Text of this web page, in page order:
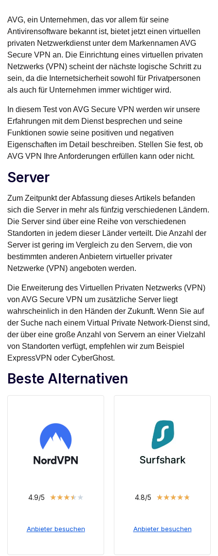
AVG, ein Unternehmen, das vor allem für seine
Antivirensoftware bekannt ist, bietet jetzt einen virtuellen
privaten Netzwerkdienst unter dem Markennamen AVG
Secure VPN an. Die Einrichtung eines virtuellen privaten
Netzwerks (VPN) scheint der nächste logische Schritt zu
sein, da die Internetsicherheit sowohl für Privatpersonen
als auch für Unternehmen immer wichtiger wird.
In diesem Test von AVG Secure VPN werden wir unsere
Erfahrungen mit dem Dienst besprechen und seine
Funktionen sowie seine positiven und negativen
Eigenschaften im Detail beschreiben. Stellen Sie fest, ob
AVG VPN Ihre Anforderungen erfüllen kann oder nicht.
Server
Zum Zeitpunkt der Abfassung dieses Artikels befanden
sich die Server in mehr als fünfzig verschiedenen Ländern.
Die Server sind über eine Reihe von verschiedenen
Standorten in jedem dieser Länder verteilt. Die Anzahl der
Server ist gering im Vergleich zu den Servern, die von
bestimmten anderen Anbietern virtueller privater
Netzwerke (VPN) angeboten werden.
Die Erweiterung des Virtuellen Privaten Netzwerks (VPN)
von AVG Secure VPN um zusätzliche Server liegt
wahrscheinlich in den Händen der Zukunft. Wenn Sie auf
der Suche nach einem Virtual Private Network-Dienst sind,
der über eine große Anzahl von Servern an einer Vielzahl
von Standorten verfügt, empfehlen wir zum Beispiel
ExpressVPN oder CyberGhost.
Beste Alternativen
4.9/5 ★★★★★
Anbieter besuchen
4.8/5 ★★★★★
Anbieter besuchen